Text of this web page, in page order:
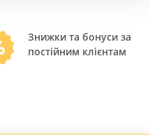
Знижки та бонуси за
постійним клієнтам